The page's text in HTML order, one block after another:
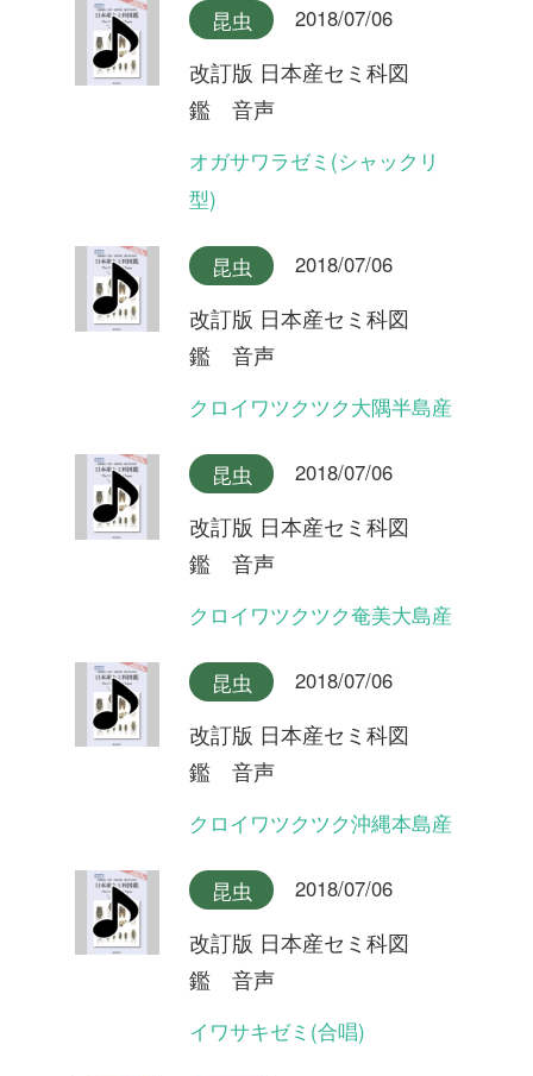
改訂版 日本産セミ科図
鑑 音声
イワサキゼミ(合唱)
改訂版 日本産セミ科図
イワサキゼミ(短い序奏タイ
改訂版 日本産セミ科図
イワサキゼミ(長い序奏タイ
改訂版 日本産セミ科図
鑑 音声
オオシマゼミ沖縄本島産(合
2018/07/06
改訂版 日本産セミ科図
鑑 音声
オオシマゼミ沖縄本島産